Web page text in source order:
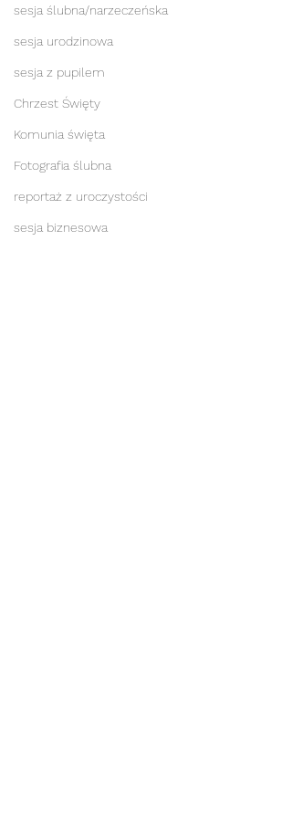
sesja ślubna/narzeczeńska
sesja urodzinowa
sesja z pupilem
Chrzest Święty
Komunia święta
Fotografia ślubna
reportaż z uroczystości
sesja biznesowa